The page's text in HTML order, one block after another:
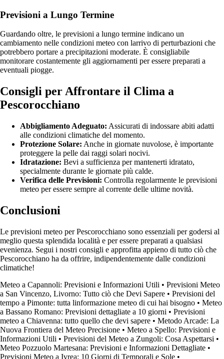
Previsioni a Lungo Termine
Guardando oltre, le previsioni a lungo termine indicano un
cambiamento nelle condizioni meteo con larrivo di perturbazioni che
potrebbero portare a precipitazioni moderate. È consigliabile
monitorare costantemente gli aggiornamenti per essere preparati a
eventuali piogge.
Consigli per Affrontare il Clima a
Pescorocchiano
Abbigliamento Adeguato: Assicurati di indossare abiti adatti
alle condizioni climatiche del momento.
Protezione Solare: Anche in giornate nuvolose, è importante
proteggere la pelle dai raggi solari nocivi.
Idratazione: Bevi a sufficienza per mantenerti idratato,
specialmente durante le giornate più calde.
Verifica delle Previsioni: Controlla regolarmente le previsioni
meteo per essere sempre al corrente delle ultime novità.
Conclusioni
Le previsioni meteo per Pescorocchiano sono essenziali per godersi al
meglio questa splendida località e per essere preparati a qualsiasi
evenienza. Segui i nostri consigli e approfitta appieno di tutto ciò che
Pescorocchiano ha da offrire, indipendentemente dalle condizioni
climatiche!
Meteo a Capannoli: Previsioni e Informazioni Utili • Previsioni Meteo
a San Vincenzo, Livorno: Tutto ciò che Devi Sapere • Previsioni del
tempo a Pimonte: tutta linformazione meteo di cui hai bisogno • Meteo
a Bassano Romano: Previsioni dettagliate a 10 giorni • Previsioni
meteo a Chiavenna: tutto quello che devi sapere • Metodo Arcade: La
Nuova Frontiera del Meteo Precisione • Meteo a Spello: Previsioni e
Informazioni Utili • Previsioni del Meteo a Zungoli: Cosa Aspettarsi •
Meteo Pozzuolo Martesana: Previsioni e Informazioni Dettagliate •
Previsioni Meteo a Ivrea: 10 Giorni di Temporali e Sole •